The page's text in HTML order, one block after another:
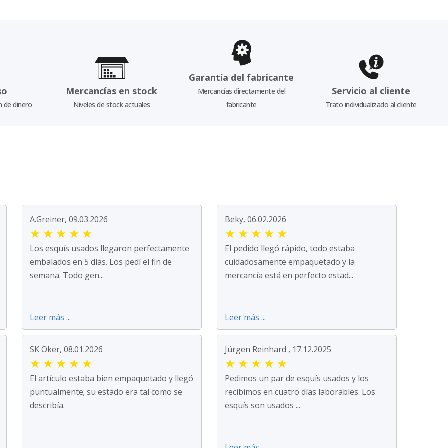
de dinero
Mercancías en stock
Niveles de stock actuales
Garantía del fabricante
Mercancías directamente del
fabricante
Servicio al cliente
Trato individualizado al cliente
A.Greiner, 09.03.2026
★ ★ ★ ★ ★
Los esquís usados llegaron perfectamente
embalados en 5 días. Los pedí el fin de
semana. Todo gen...
Leer más ...
Beky, 06.02.2026
★ ★ ★ ★ ★
El pedido llegó rápido, todo estaba
cuidadosamente empaquetado y la
mercancía está en perfecto estad...
Leer más ...
SK Oker, 08.01.2026
★ ★ ★ ★ ★
El artículo estaba bien empaquetado y llegó
puntualmente; su estado era tal como se
describía.
Jürgen Reinhard , 17.12.2025
★ ★ ★ ★ ★
Pedimos un par de esquís usados y los
recibimos en cuatro días laborables. Los
esquís son usados ...